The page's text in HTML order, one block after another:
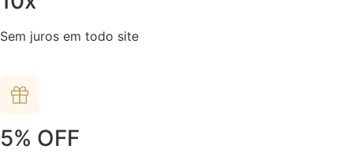
Sem juros em todo site
5% OFF